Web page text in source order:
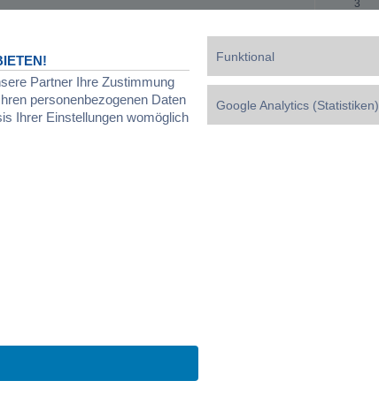
3
4
1
1
Partner Ihre Zustimmung
personenbezogenen Daten
Ihrer Einstellungen womöglich
Funktional
Google Analytics (Statistiken)